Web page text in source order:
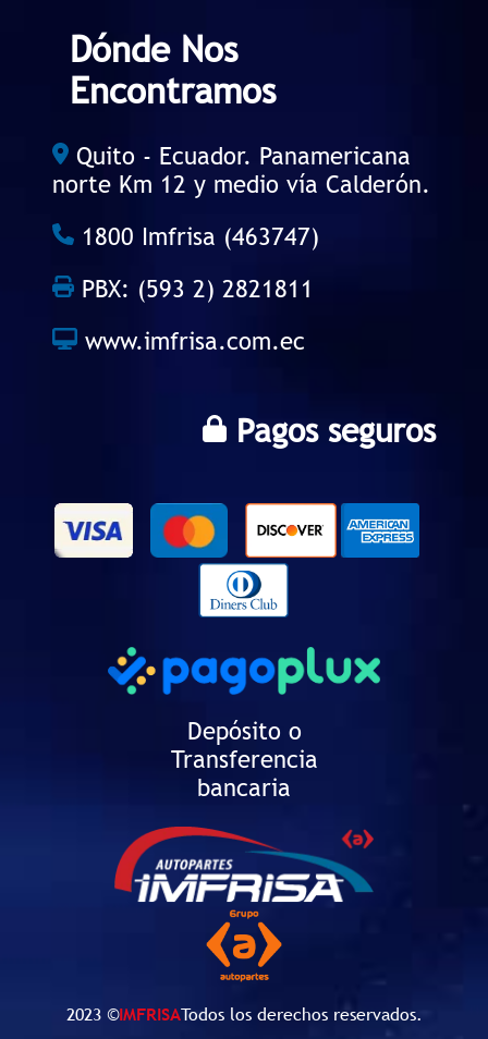
Dónde Nos
Encontramos
Quito - Ecuador. Panamericana
norte Km 12 y medio vía Calderón.
1800 Imfrisa (463747)
PBX: (593 2) 2821811
www.imfrisa.com.ec
Pagos seguros
Depósito o
Transferencia
bancaria
2023 ©IMFRISATodos los derechos reservados.